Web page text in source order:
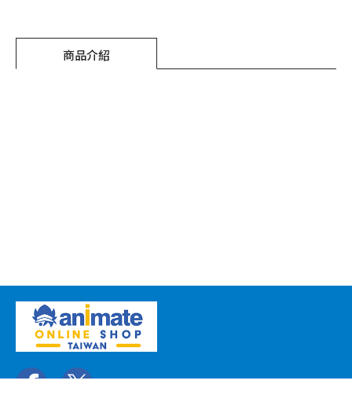
商品介紹